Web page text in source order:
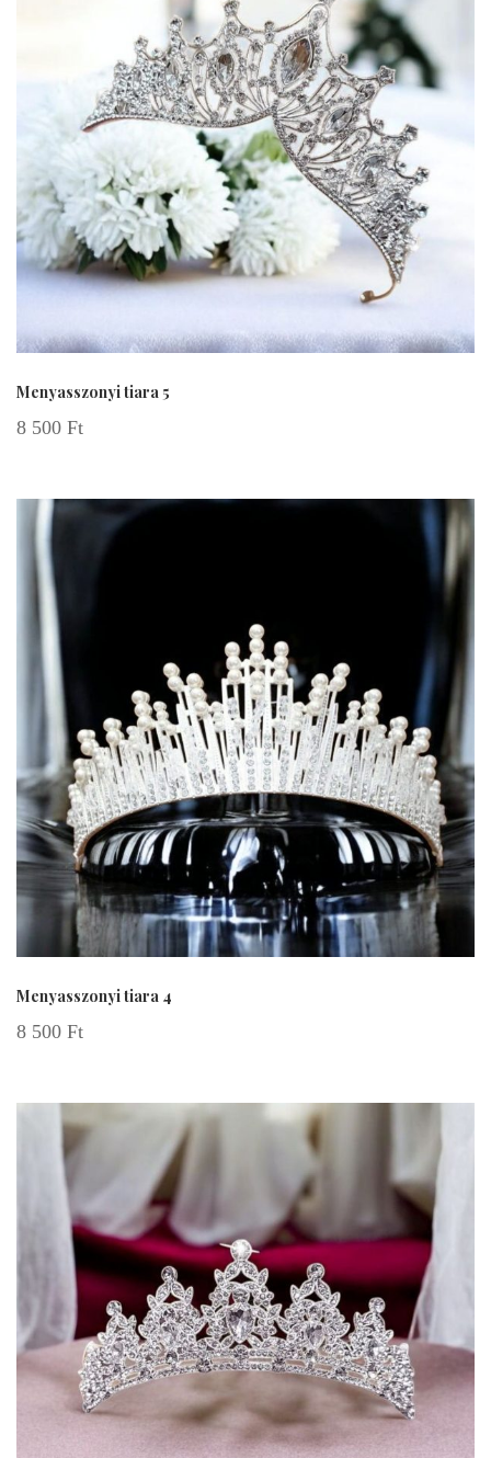
Menyasszonyi tiara 5
8 500 Ft
Menyasszonyi tiara 4
8 500 Ft